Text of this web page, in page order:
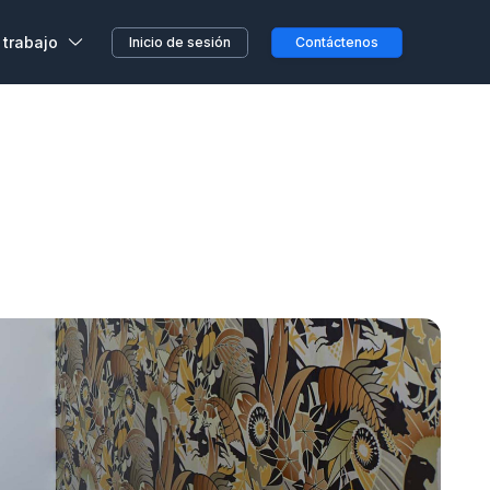
ALL
programas de
Inicio de sesión Contáctenos